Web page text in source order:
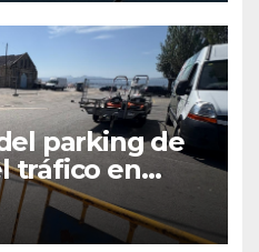
parking de
tráfico en